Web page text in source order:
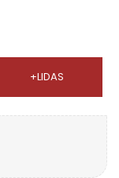
+LIDAS